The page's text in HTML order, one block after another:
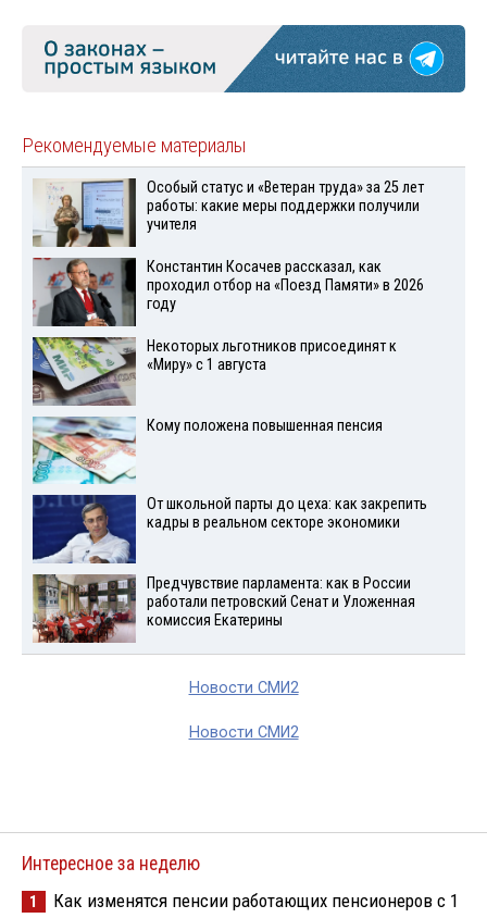
Рекомендуемые материалы
Особый статус и «Ветеран труда» за 25 лет
работы: какие меры поддержки получили
учителя
Константин Косачев рассказал, как
проходил отбор на «Поезд Памяти» в 2026
году
Некоторых льготников присоединят к
«Миру» с 1 августа
Кому положена повышенная пенсия
От школьной парты до цеха: как закрепить
кадры в реальном секторе экономики
Предчувствие парламента: как в России
работали петровский Сенат и Уложенная
комиссия Екатерины
Новости СМИ2
Новости СМИ2
Интересное за неделю
1
Как изменятся пенсии работающих пенсионеров с 1